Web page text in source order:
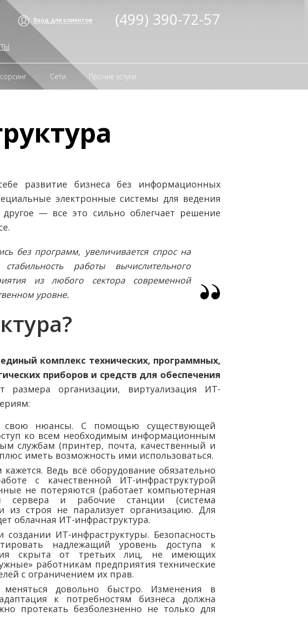
Вход для клиентов (499) 390-72-57
Сети Прочие услуги
развитие бизнеса без информационных
электронные системы для ведения
— все это сильно облегчает решение
без программ, увеличивается спрос на
работы вычислительного
из любого сектора современной
уровне.
комплекс технических, программных,
приборов и средств для обеспечения
размера организации, виртуализация ИТ-
свою нюансы. С помощью существующей
ко всем необходимым информационным
службам (принтер, почта, качественный и
иметь возможность ими использоваться.
Ведь всё оборудование обязательно
с качественной ИТ-инфраструктурой
не потеряются (работает компьютерная
сервера и рабочие станции (система
из строя не парализует организацию. Для
облачная ИТ-инфраструктура.
ИТ-инфраструктуры. Безопасность
надлежащий уровень доступа к
скрыта от третьих лиц, не имеющих
работникам предприятия технические
с ограничением их прав.
довольно быстро. Изменения в
к потребностям бизнеса должна
протекать безболезненно не только для